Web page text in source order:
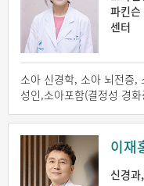
파킨
센터
소아 신경학, 소아 뇌전증,
성인,소아포함(결정성 경
이재
신경